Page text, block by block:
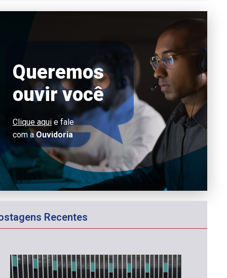
Queremos
ouvir você
Clique aquie fale
com aOuvidoria
Recentes